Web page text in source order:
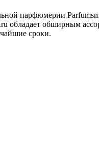
парфюмерии
обладает обширным
сроки.